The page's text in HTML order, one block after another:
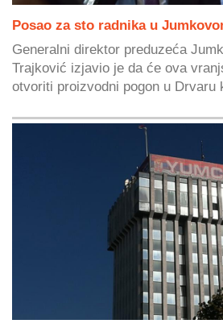
Posao za sto radnika u
Generalni direktor preduzeća
Trajković izjavio je da će ova
otvoriti proizvodni pogon u Drvaru